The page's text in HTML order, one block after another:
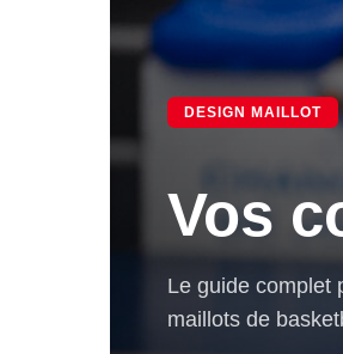
DESIGN MAILLOT
Vos
Le guide complet
maillots de